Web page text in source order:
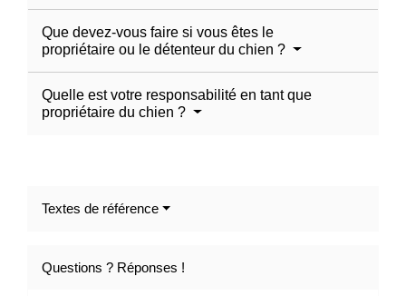
Que devez-vous faire si vous êtes le
propriétaire ou le détenteur du chien ?
Quelle est votre responsabilité en tant que
propriétaire du chien ?
Textes de référence
Questions ? Réponses !